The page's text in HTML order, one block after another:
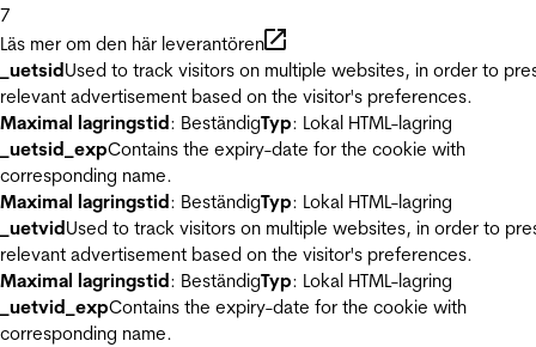
7
Läs mer om den här leverantören
_uetsidUsed to track visitors on multiple websites, in order to
relevant advertisement based on the visitor's preferences.
Maximal lagringstid: BeständigTyp: Lokal HTML-lagring
_uetsid_expContains the expiry-date for the cookie with
corresponding name.
Maximal lagringstid: BeständigTyp: Lokal HTML-lagring
_uetvidUsed to track visitors on multiple websites, in order to
relevant advertisement based on the visitor's preferences.
Maximal lagringstid: BeständigTyp: Lokal HTML-lagring
_uetvid_expContains the expiry-date for the cookie with
corresponding name.